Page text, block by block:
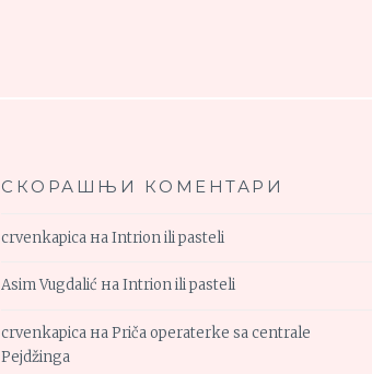
СКОРАШЊИ КОМЕНТАРИ
crvenkapica наIntrion ili pasteli
Asim Vugdalić наIntrion ili pasteli
crvenkapica наPriča operaterke sa centrale
Pejdžinga